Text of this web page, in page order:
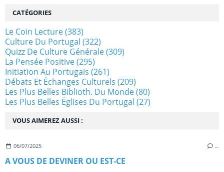
VOUS AIMEREZ AUSSI :
06/07/2025 …
A VOUS DE DEVINER OU EST-CE
CATÉGORIES
Le Coin Lecture(383)
Culture Du Portugal (322)
Quizz De Culture Générale(309)
La Pensée Positive(295)
Initiation Au Portugais (261)
Débats Et Échanges Culturels (209)
Les Plus Belles Biblioth. Du Monde(80)
Les Plus Belles Églises Du Portugal (27)